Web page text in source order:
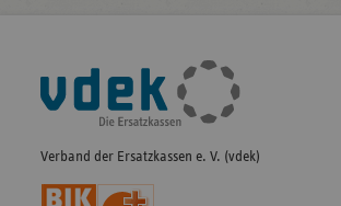
Fußleisten-
Navigation
Verband der Ersatzkassen e. V. (vdek)